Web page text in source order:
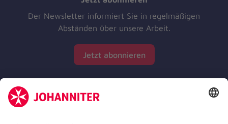
Der Newsletter informiert Sie in regelmäßigen
Abständen über unsere Arbeit.
Jetzt abonnieren
Zertifizierung der Johanniter-Unfall-Hilfe e.V.